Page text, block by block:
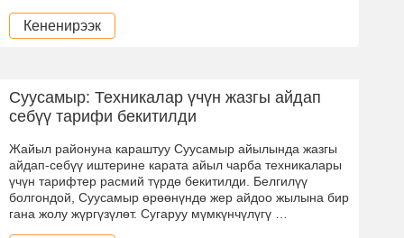
Кененирээк
Суусамыр: Техникалар үчүн жазгы айдап
себүү тарифи бекитилди
Жайыл районуна караштуу Суусамыр айылында жазгы
айдап-себүү иштерине карата айыл чарба техникалары
үчүн тарифтер расмий түрдө бекитилди. Белгилүү
болгондой, Суусамыр өрөөнүндө жер айдоо жылына бир
гана жолу жүргүзүлөт. Сугаруу мүмкүнчүлүгү …